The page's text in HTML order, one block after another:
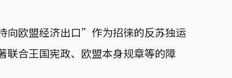
向欧盟经济出口”作为招徕的反苏独运
联合王国宪政、欧盟本身规章等的障